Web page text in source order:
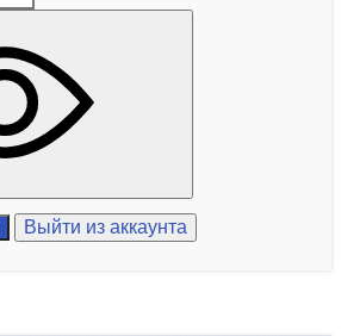
Выйти из аккаунта